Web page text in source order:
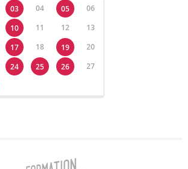
03 04 05
06
10 11 12
13
17 18 19
20
24 25 26
27